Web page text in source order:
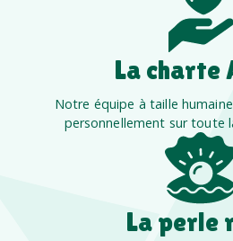
La charte
Notre équipe à taille
personnellement sur toute
La perle